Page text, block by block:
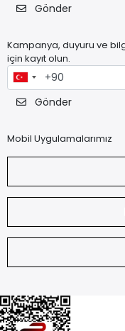
Gönder
Kampanya, duyuru ve
için kayıt olun.
Gönder
Mobil Uygulamalarımız